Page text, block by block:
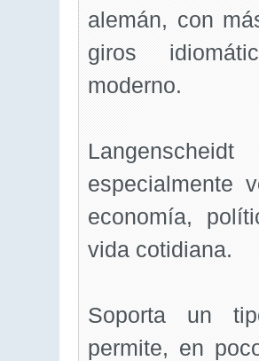
alemán, con
giros
moderno.
Langenscheidt
especialmente
economía,
vida cotidiana.
Soporta un
permite, en